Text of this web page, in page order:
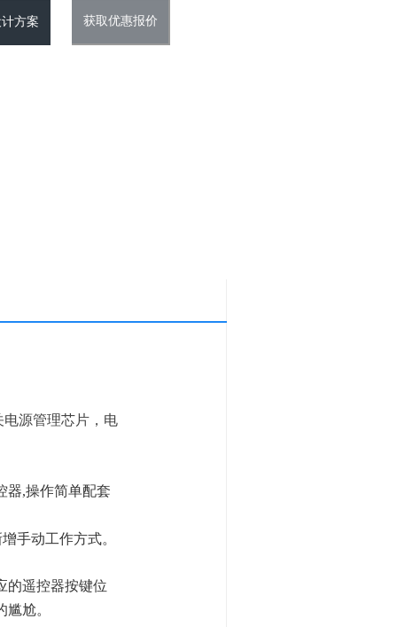
源管理芯片，电
器,操作简单配套
手动工作方式。
的遥控器按键位
尬。
方案 获取优惠报价